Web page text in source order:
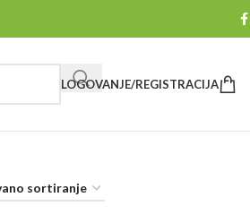
LOGOVANJE/REGISTRACIJA